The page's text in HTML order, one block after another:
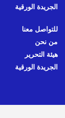
الجريدة الورقية
للتواصل معنا
من نحن
هيئة التحرير
الجريدة الورقية